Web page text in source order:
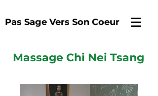
Pas Sage Vers Son Coeur
Massage Chi Nei Tsang